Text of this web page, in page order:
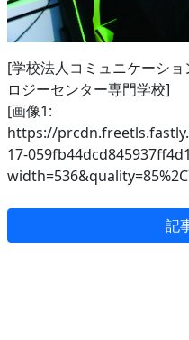
[学校法人コミュニケーシ
ロジーセンター専門学校]
[画像1:
https://
17-
記